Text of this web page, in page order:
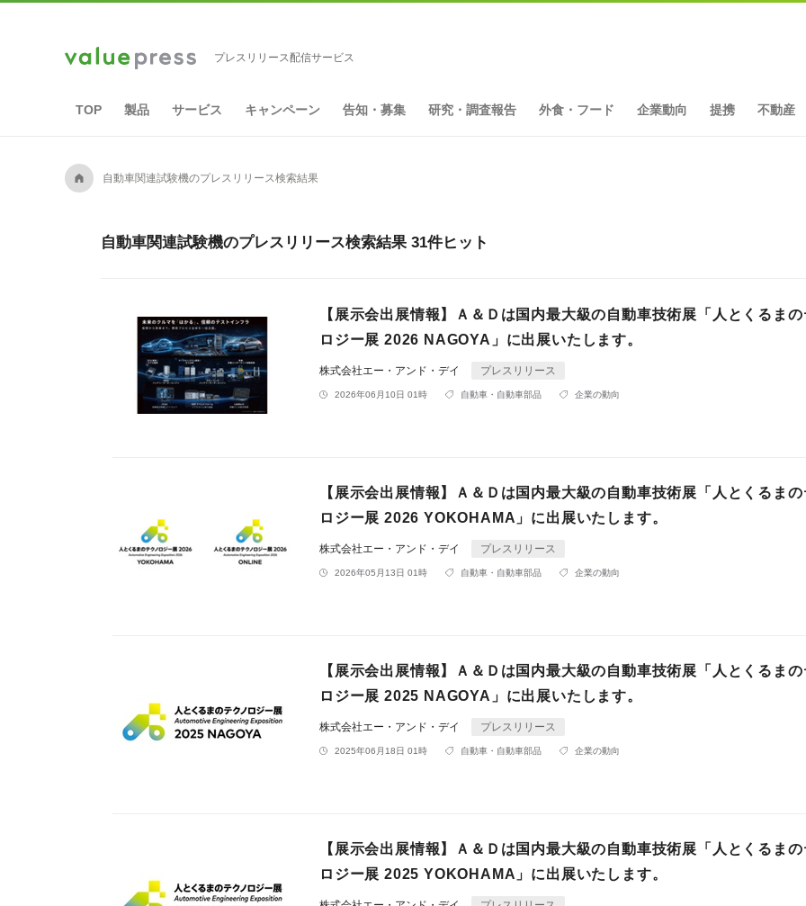
プレスリリース配信サービス
TOP 製品 サービス キャンペーン 告知・募集 研究・調査報告 外食・フード 企業動向 提携 不動産
A 自動車関連試験機のプレスリリース検索結果
自動車関連試験機のプレスリリース検索結果 31件ヒット
【展示会出展情報】Ａ＆Ｄは国内最大級の自動車技術展「人とくるまの
ロジー展 2026 NAGOYA」に出展いたします。
株式会社エー・アンド・デイ プレスリリース
2026年06月10日 01時 自動車・自動車部品 企業の動向
【展示会出展情報】Ａ＆Ｄは国内最大級の自動車技術展「人とくるまの
ロジー展 2026 YOKOHAMA」に出展いたします。
株式会社エー・アンド・デイ プレスリリース
2026年05月13日 01時 自動車・自動車部品 企業の動向
【展示会出展情報】Ａ＆Ｄは国内最大級の自動車技術展「人とくるまの
ロジー展 2025 NAGOYA」に出展いたします。
株式会社エー・アンド・デイ プレスリリース
2025年06月18日 01時 自動車・自動車部品 企業の動向
【展示会出展情報】Ａ＆Ｄは国内最大級の自動車技術展「人とくるまの
ロジー展 2025 YOKOHAMA」に出展いたします。